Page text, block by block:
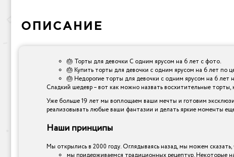
ОПИСАНИЕ
🎂 Торты для девочки С одним ярусом на 6 лет с фото.
🎂 Купить торты для девочки с одним ярусом на 6 лет по
🎂 Недорогие торты для девочки с одним ярусом на 6 лет
Сладкий шедевр – вот как можно назвать восхитительные
Уже больше 19 лет мы воплощаем ваши мечты и готовим
реализовывать любые ваши фантазии и делать яркие моменты
Наши принципы
Мы открылись в 2000 году. Оглядываясь назад, мы можем